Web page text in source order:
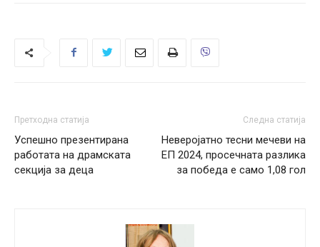
Претходна статија
Успешно презентирана
работата на драмската
секција за деца
Следна статија
Неверојатно тесни мечеви на
ЕП 2024, просечната разлика
за победа е само 1,08 гол